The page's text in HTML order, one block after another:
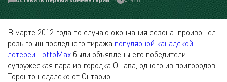
В марте 2012 года по случаю окончания сезона произошел
розыгрыш последнего тиража популярной канадской
лотереи LottoMax были объявлены его победители –
супружеская пара из городка Ошава, одного из пригородов
Торонто недалеко от Онтарио.